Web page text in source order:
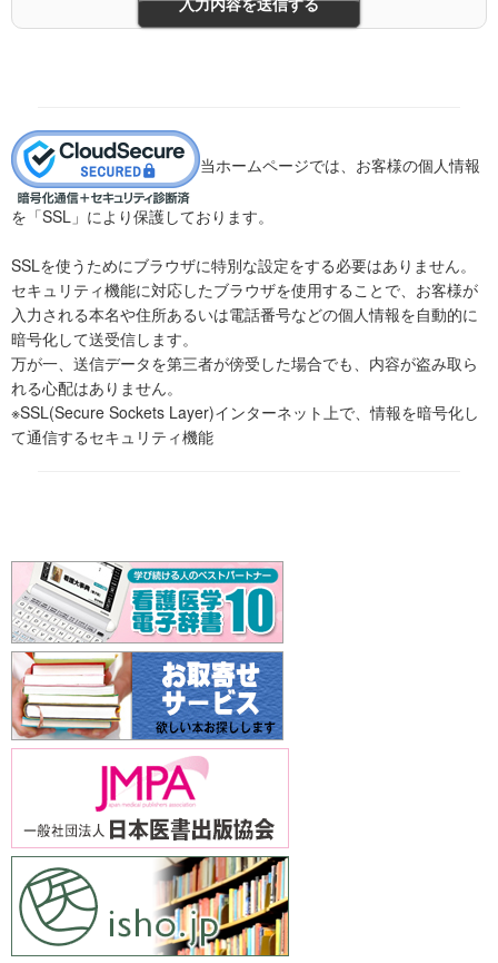
当ホームページでは、お客様の個人情報
を「SSL」により保護しております。
SSLを使うためにブラウザに特別な設定をする必要はありません。
セキュリティ機能に対応したブラウザを使用することで、お客様が
入力される本名や住所あるいは電話番号などの個人情報を自動的に
暗号化して送受信します。
万が一、送信データを第三者が傍受した場合でも、内容が盗み取ら
れる心配はありません。
※SSL(Secure Sockets Layer)インターネット上で、情報を暗号化し
て通信するセキュリティ機能